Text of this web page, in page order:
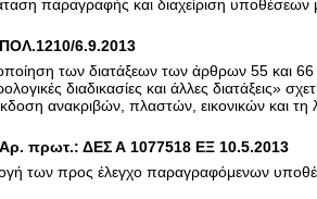
παραγραφής και διαχείριση υποθέσεων
ΠΟΛ.1210/6.9.2013
των διατάξεων των άρθρων 55 και
διαδικασίες και άλλες διατάξεις»
ανακριβών, πλαστών, εικονικών και τη
Αρ. πρωτ.: ΔΕΣ Α 1077518 ΕΞ 10.5.2013
των προς έλεγχο παραγραφόμενων